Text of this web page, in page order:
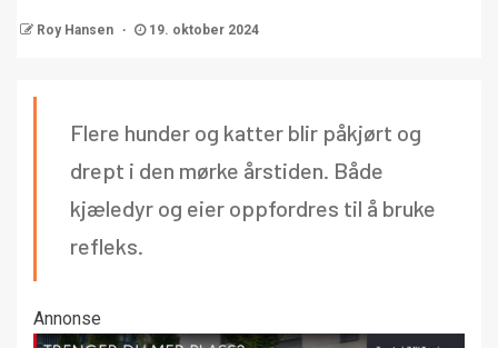
Roy Hansen 19. oktober 2024
Flere hunder og katter blir påkjørt og
drept i den mørke årstiden. Både
kjæledyr og eier oppfordres til å bruke
refleks.
Annonse